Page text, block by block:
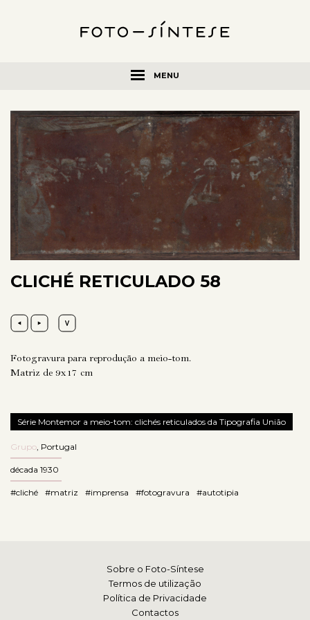
MENU
CLICHÉ RETICULADO 58
Fotogravura para reprodução a meio-tom.
Matriz de 9x17 cm
Série Montemor a meio-tom: clichés reticulados da Tipografia União
Grupo, Portugal
década 1930
#cliché #matriz #imprensa #fotogravura #autotipia
Sobre o Foto-Síntese
Termos de utilização
Política de Privacidade
Contactos